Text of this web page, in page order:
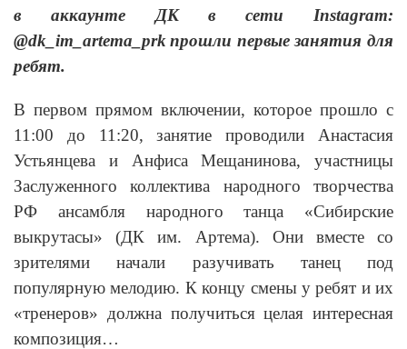
в аккаунте ДК в сети Instagram:
@dk im artema prkпрошли первые занятия для
ребят.
В первом прямом включении, которое прошло с
11:00 до 11:20, занятие проводили Анастасия
Устьянцева и Анфиса Мещанинова, участницы
Заслуженного коллектива народного творчества
РФ ансамбля народного танца «Сибирские
выкрутасы» (ДК им. Артема). Они вместе со
зрителями начали разучивать танец под
популярную мелодию. К концу смены у ребят и их
«тренеров» должна получиться целая интересная
композиция…